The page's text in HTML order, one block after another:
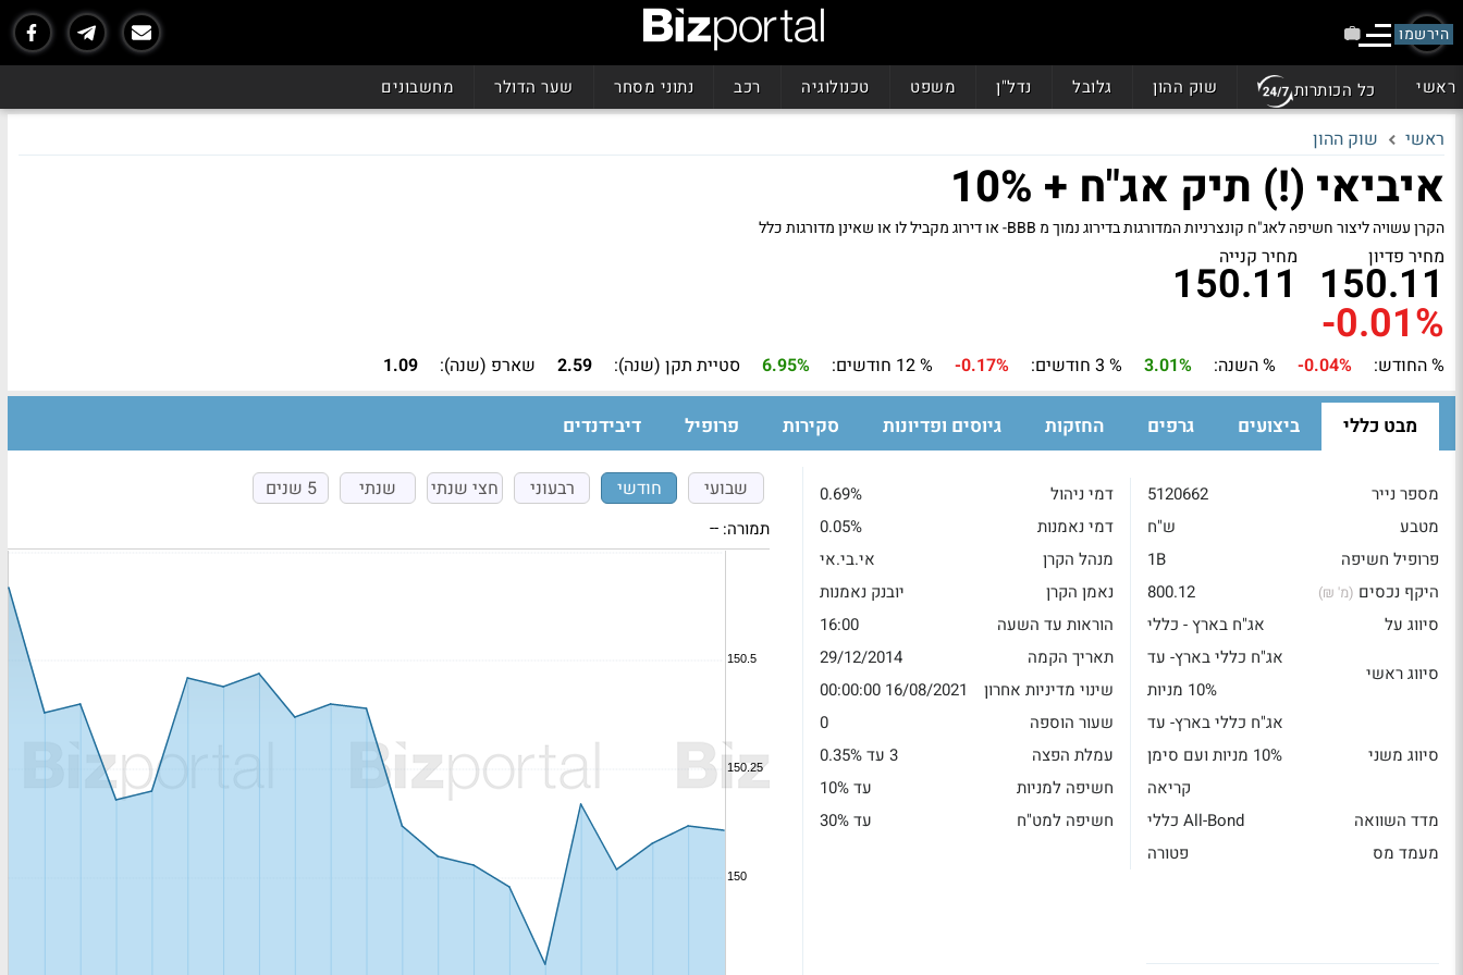
הירשמו
ראשי כל הכותרות שוק ההון גלובל נדל"ן משפט טכנולוגיה רכב נתוני מסחר שער הדולר מחשבונים
ראשי שוק ההון
איביאי (!) תיק אג"ח + 10%
הקרן עשויה ליצור חשיפה לאג"ח קונצרניות המדורגות בדירוג נמוך מ BBB- או דירוג מקביל לו או שאינן מדורגות כלל
מחיר פדיון
150.11 מחיר קנייה
150.11
-0.01%
% החודש: -0.04% % השנה: 3.01% % 3 חודשים: -0.17% % 12 חודשים: 6.95% סטיית תקן (שנה): 2.59 שארפ (שנה): 1.09
מבט כללי ביצועים גרפים החזקות גיוסים ופדיונות סקירות פרופיל דיבידנדים
מספר נייר
5120662
מטבע
ש"ח
פרופיל חשיפה
1B
היקף נכסים (מ' ₪)
800.12
סיווג על
אג"ח בארץ - כללי
סיווג ראשי
אג"ח כללי בארץ- עד
10% מניות
סיווג משני
אג"ח כללי בארץ- עד
10% מניות ועם סימן
קריאה
מדד השוואה
All-Bond כללי
מעמד מס
פטורה
דמי ניהול
0.69%
דמי נאמנות
0.05%
מנהל הקרן
אי.בי.אי
נאמן הקרן
יובנק נאמנות
הוראות עד השעה
16:00
תאריך הקמה
29/12/2014
שינוי מדיניות אחרון
16/08/2021 00:00:00
שעור הוספה
0
עמלת הפצה
3 עד 0.35%
חשיפה למניות
עד 10%
חשיפה למט"ח
עד 30%
שבועי חודשי רבעוני חצי שנתי שנתי 5 שנים
תמורה: --
נכון ל - 06/26